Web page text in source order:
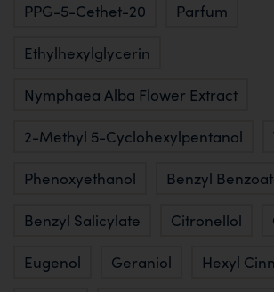
PPG-5-Cethet-20 Parfum
Ethylhexylglycerin
Nymphaea Alba Flower Extract
2-Methyl 5-Cyclohexylpentanol
Phenoxyethanol Benzyl
Benzyl Salicylate Citronellol
Eugenol Geraniol Hexyl